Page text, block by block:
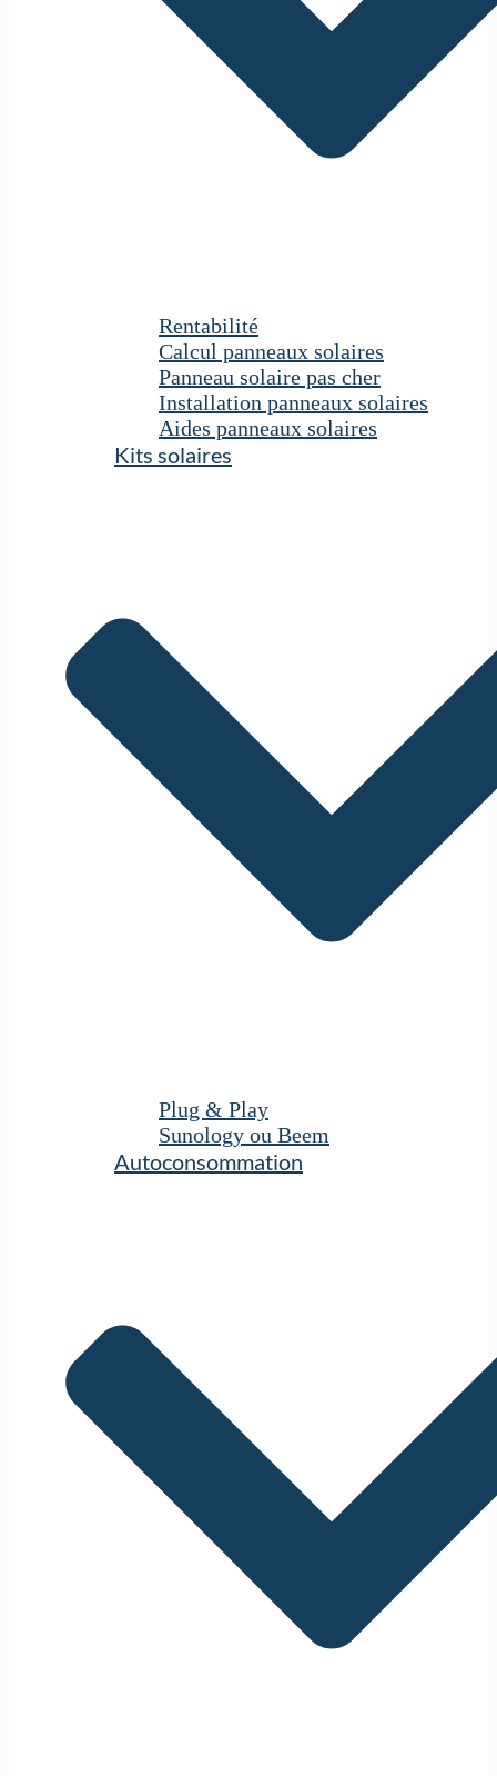
Rentabilité
Calcul panneaux solaires
Panneau solaire pas cher
Installation panneaux solaires
Aides panneaux solaires
Kits solaires
Plug & Play
Sunology ou Beem
Autoconsommation